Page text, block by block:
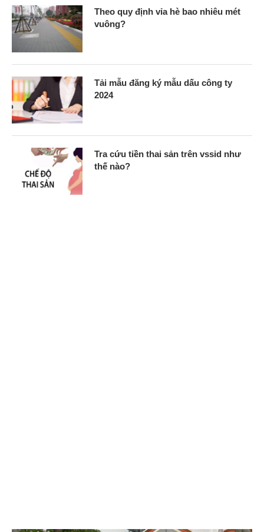
Theo quy định vỉa hè bao nhiêu mét
vuông?
Tải mẫu đăng ký mẫu dấu công ty
2024
Tra cứu tiền thai sản trên vssid như
thế nào?